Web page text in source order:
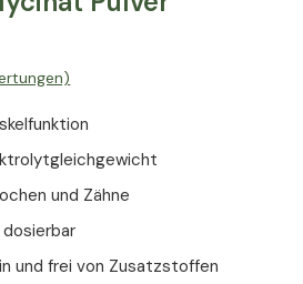
und Zähne
dosierbar
und frei von Zusatzstoffen